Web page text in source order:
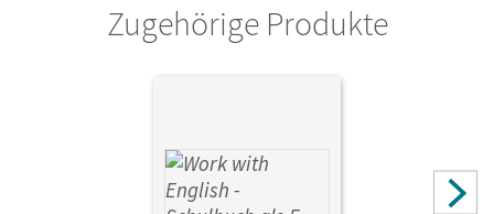
Zugehörige Produkte